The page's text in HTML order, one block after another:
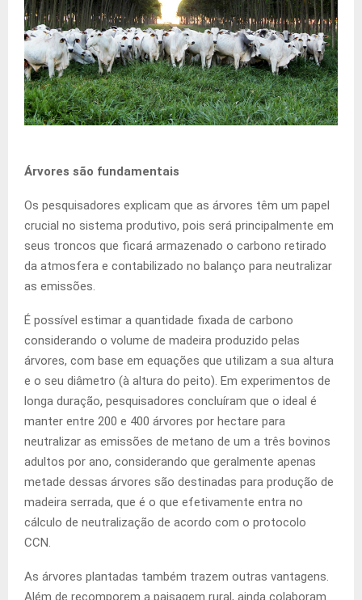
Árvores são fundamentais
Os pesquisadores explicam que as árvores têm um papel
crucial no sistema produtivo, pois será principalmente em
seus troncos que ficará armazenado o carbono retirado
da atmosfera e contabilizado no balanço para neutralizar
as emissões.
É possível estimar a quantidade fixada de carbono
considerando o volume de madeira produzido pelas
árvores, com base em equações que utilizam a sua altura
e o seu diâmetro (à altura do peito). Em experimentos de
longa duração, pesquisadores concluíram que o ideal é
manter entre 200 e 400 árvores por hectare para
neutralizar as emissões de metano de um a três bovinos
adultos por ano, considerando que geralmente apenas
metade dessas árvores são destinadas para produção de
madeira serrada, que é o que efetivamente entra no
cálculo de neutralização de acordo com o protocolo
CCN.
As árvores plantadas também trazem outras vantagens.
Além de recomporem a paisagem rural, ainda colaboram